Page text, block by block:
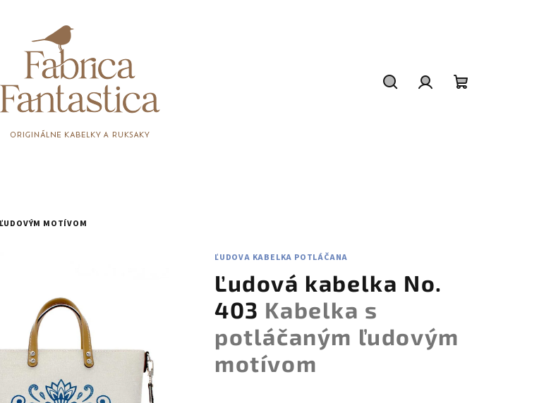
MOTÍVOM
ĽUDOVA KABELKA POTLÁČANA
Ľudová kabelka No.
403 Kabelka s
potláčaným ľudovým
motívom